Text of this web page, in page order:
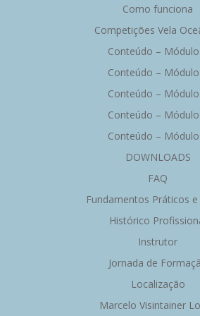
Como funciona
Competições Vela
Conteúdo – Módulo
Conteúdo –
Conteúdo –
Conteúdo –
Conteúdo –
DOWNLOADS
FAQ
Fundamentos Práticos e
Histórico
Instrutor
Jornada de
Localização
Marcelo Visintainer